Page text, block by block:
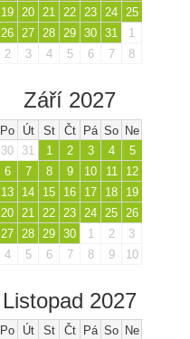
19 20 21 22 23 24 25
26 27 28 29 30 31
1
2
3 4 5 6 7 8
Září 2027
Po Út St Čt Pá So Ne
30
31 1 2 3 4
5
6
7 8 9 10 11
12
13
14 15 16 17 18
19
20
21 22 23 24 25
26
27
28 29 30 1 2
3
4
5 6 7 8 9 10
Listopad 2027
Po Út St Čt Pá So Ne